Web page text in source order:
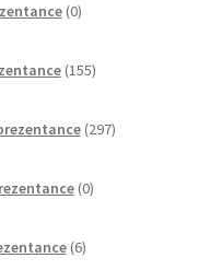
0izdelkov
155izdelkov
297izdelkov
0izdelkov
6izdelkov